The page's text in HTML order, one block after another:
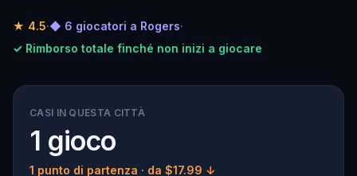
★ 4.5·◆ 6 giocatori a Rogers·
✓ Rimborso totale finché non inizi a giocare
CASI IN QUESTA CITTÀ
1 gioco
1 punto di partenza · da $17.99 ↓